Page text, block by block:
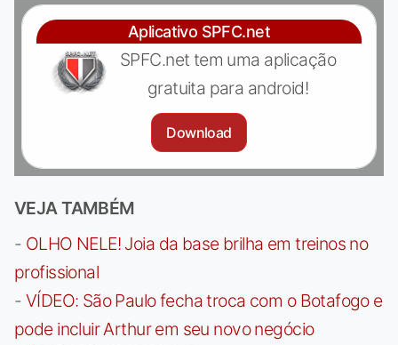
Aplicativo SPFC.net
SPFC.net tem uma aplicação
gratuita para android!
Download
VEJA TAMBÉM
- OLHO NELE! Joia da base brilha em treinos no
profissional
- VÍDEO: São Paulo fecha troca com o Botafogo e
pode incluir Arthur em seu novo negócio